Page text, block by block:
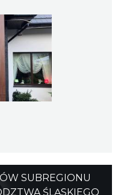
SUBREGIONU
ŚLĄSKIEGO